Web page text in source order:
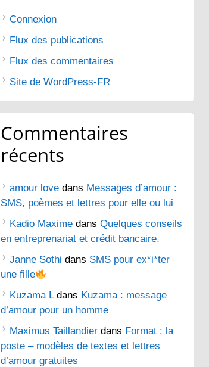
Connexion
Flux des publications
Flux des commentaires
Site de WordPress-FR
Commentaires
récents
amour love dans Messages d’amour :
SMS, poèmes et lettres pour elle ou lui
Kadio Maxime dans Quelques conseils
en entreprenariat et crédit bancaire.
Janne Sothi dans SMS pour ex*i*ter
une fille
Kuzama Ldans Kuzama : message
d’amour pour un homme
Maximus Taillandier dans Format : la
poste – modèles de textes et lettres
d’amour gratuites